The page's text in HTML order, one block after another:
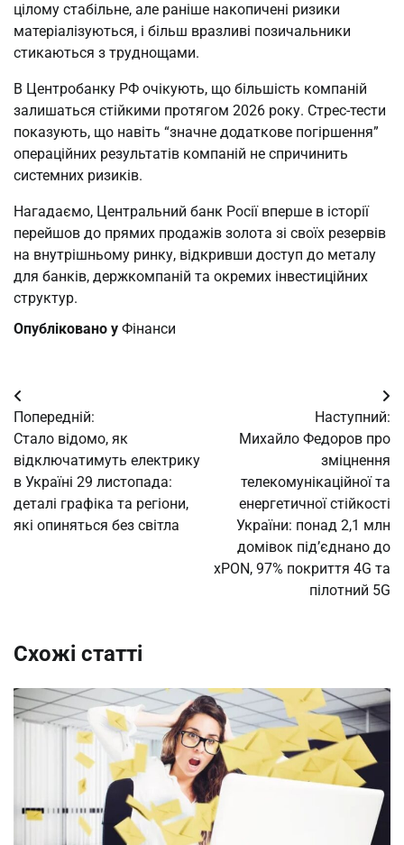
цілому стабільне, але раніше накопичені ризики
матеріалізуються, і більш вразливі позичальники
стикаються з труднощами.
В Центробанку РФ очікують, що більшість компаній
залишаться стійкими протягом 2026 року. Стрес-тести
показують, що навіть “значне додаткове погіршення”
операційних результатів компаній не спричинить
системних ризиків.
Нагадаємо, Центральний банк Росії вперше в історії
перейшов до прямих продажів золота зі своїх резервів
на внутрішньому ринку, відкривши доступ до металу
для банків, держкомпаній та окремих інвестиційних
структур.
Опубліковано у Фінанси
Навігація
записів
Попередній:
Стало відомо, як
відключатимуть електрику
в Україні 29 листопада:
деталі графіка та регіони,
які опиняться без світла
Наступний:
Михайло Федоров про
зміцнення
телекомунікаційної та
енергетичної стійкості
України: понад 2,1 млн
домівок під’єднано до
xPON, 97% покриття 4G та
пілотний 5G
Схожі статті